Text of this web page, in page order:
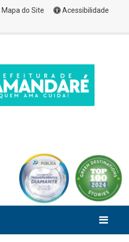
Mapa do Site
Acessibilidade